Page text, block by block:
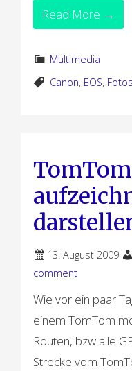
Read More →
Multimedia
Canon, EOS, Fotos
13. August 2009
comment
Wie vor ein paar
einem TomTom
Routen, bzw alle
Strecke vom